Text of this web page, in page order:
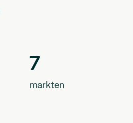
7
markten